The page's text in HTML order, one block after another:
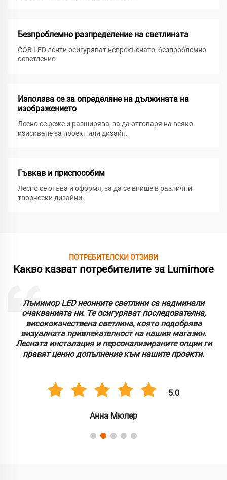
Безпроблемно разпределение на светлината
COB LED ленти осигуряват непрекъснато, безпроблемно
осветление.
Използва се за определяне на дължината на
изображението
Лесно се реже и разширява, за да отговаря на всяко
изискване за проект или дизайн.
Гъвкав и приспособим
Лесно се огъва и оформя, за да се впише в различни
творчески дизайни.
ПОТРЕБИТЕЛСКИ ОТЗИВИ
Какво казват потребителите за Lumimore
Лъмимор LED неонните светлини са надминали
очакванията ни. Те осигуряват последователна,
висококачествена светлина, която подобрява
визуалната привлекателност на нашия магазин.
Лесната инсталация и персонализираните опции ги
правят ценно допълнение към нашите проекти.
5.0
Анна Мюлер